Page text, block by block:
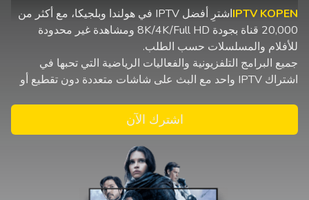
IPTV KOPEN
اشترِ أفضل IPTV في هولندا وبلجيكا، مع أكثر من
20,000 قناة بجودة 8K/4K/Full HD ومشاهدة غير محدودة
للأفلام والمسلسلات حسب الطلب.
جميع البرامج التلفزيونية والفعاليات الرياضية التي تحبها في
اشتراك IPTV واحد مع البث على شاشات متعددة دون تقطيع أو
اشترك الآن